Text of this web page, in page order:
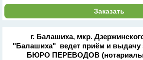
Заказать
г. Балашиха, мкр.
"Балашиха" ведет приём и выдачу
БЮРО ПЕРЕВОДОВ